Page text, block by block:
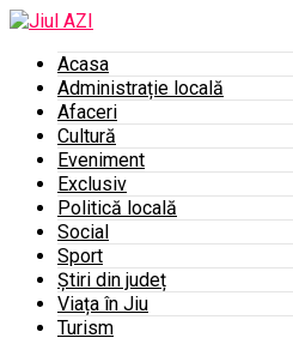
Acasa
Administrație locală
Afaceri
Cultură
Eveniment
Exclusiv
Politică locală
Social
Sport
Știri din județ
Viața în Jiu
Turism